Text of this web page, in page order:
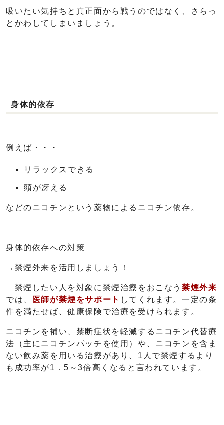
吸いたい気持ちと真正面から戦うのではなく、さらっ
とかわしてしまいましょう。
身体的依存
例えば・・・
リラックスできる
頭が冴える
などのニコチンという薬物によるニコチン依存。
身体的依存への対策
→禁煙外来を活用しましょう！
禁煙したい人を対象に禁煙治療をおこなう 禁煙外来
では、
医師が禁煙をサポート してくれます。一定の条
件を満たせば、健康保険で治療を受けられます。
ニコチンを補い、禁断症状を軽減するニコチン代替療
法（主にニコチンパッチを使用）や、ニコチンを含ま
ない飲み薬を用いる治療があり、1人で禁煙するより
も成功率が1．5～3倍高くなると言われています。